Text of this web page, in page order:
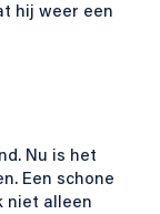
hij weer een
Nu is het
Een schone
niet alleen